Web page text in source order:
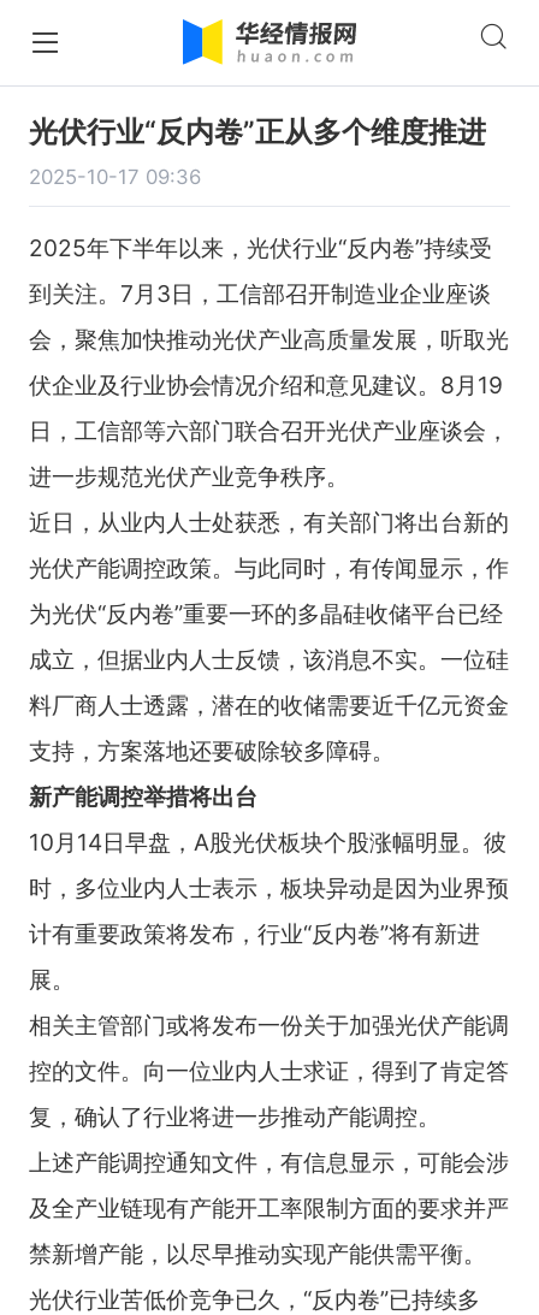
光伏行业“反内卷”正从多个维度推进
2025-10-17 09:36
2025年下半年以来，光伏行业“反内卷”持续受
到关注。7月3日，工信部召开制造业企业座谈
会，聚焦加快推动光伏产业高质量发展，听取光
伏企业及行业协会情况介绍和意见建议。8月19
日，工信部等六部门联合召开光伏产业座谈会，
进一步规范光伏产业竞争秩序。
近日，从业内人士处获悉，有关部门将出台新的
光伏产能调控政策。与此同时，有传闻显示，作
为光伏“反内卷”重要一环的多晶硅收储平台已经
成立，但据业内人士反馈，该消息不实。一位硅
料厂商人士透露，潜在的收储需要近千亿元资金
支持，方案落地还要破除较多障碍。
新产能调控举措将出台
10月14日早盘，A股光伏板块个股涨幅明显。彼
时，多位业内人士表示，板块异动是因为业界预
计有重要政策将发布，行业“反内卷”将有新进
展。
相关主管部门或将发布一份关于加强光伏产能调
控的文件。向一位业内人士求证，得到了肯定答
复，确认了行业将进一步推动产能调控。
上述产能调控通知文件，有信息显示，可能会涉
及全产业链现有产能开工率限制方面的要求并严
禁新增产能，以尽早推动实现产能供需平衡。
光伏行业苦低价竞争已久，“反内卷”已持续多